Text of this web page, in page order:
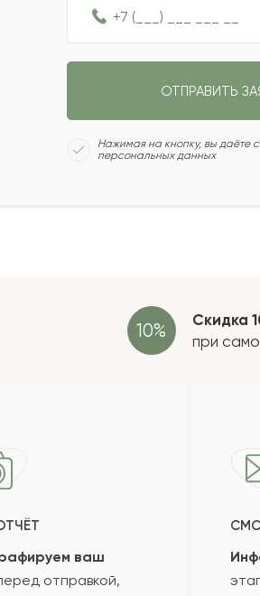
2022-10-10
2022-09-02
ОТПРАВИТЬ
Нажимая на кнопку, вы даёте
персональных данных
Скидка
при
ваш
отправкой,